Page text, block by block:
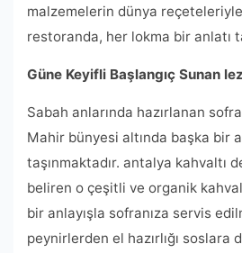
malzemelerin dünya reçeteleriyle
restoranda, her lokma bir anlatı
Güne Keyifli Başlangıç Sunan
Sabah anlarında hazırlanan
Mahir bünyesi altında başka bir
taşınmaktadır. antalya kahvaltı
beliren o çeşitli ve organik
bir anlayışla sofranıza servis
peynirlerden el hazırlığı soslara